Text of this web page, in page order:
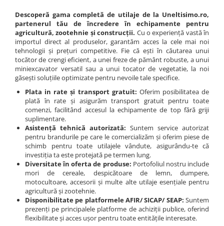
Balotiere
Despicatoare cu motor termic
Despicatoare electrice
Despicatoare hidraulice
Despicatoare priza tractor PTO
Fierastraie circulare lemne
Infoliatoare
Linii taiere si despicare
Masini de maturat
Mori de cereale
Polizoare de cioturi pomi
Tocatoare electrice
Tocatoare hidraulice
Tocatoare pe benzina
Descoperă gama completă de utilaje de la Uneltisimo.ro,
partenerul tău de încredere în echipamente pentru
agricultură, zootehnie și construcții. Cu o experiență vastă în
importul direct al produselor, garantăm acces la cele mai noi
tehnologii și prețuri competitive. Fie că ești în căutarea unui
tocător de crengi eficient, a unei freze de pământ robuste, a unui
miniexcavator versatil sau a unui tocator de vegetatie, la noi
găsești soluțiile optimizate pentru nevoile tale specifice.
Plata in rate și transport gratuit: Oferim posibilitatea de
plată în rate și asigurăm transport gratuit pentru toate
comenzi, facilitând accesul la echipamente de top fără griji
suplimentare.
Asistență tehnică autorizată: Suntem service autorizat
pentru brandurile pe care le comercializăm și oferim piese de
schimb pentru toate utilajele vândute, asigurându-te că
investiția ta este protejată pe termen lung.
Diversitate în oferta de produse: Portofoliul nostru include
mori de cereale, despicătoare de lemn, dumpere,
motocultoare, accesorii și multe alte utilaje esențiale pentru
agricultură și zootehnie.
Disponibilitate pe platformele AFIR/ SICAP/ SEAP: Suntem
prezenți pe principalele platforme de achiziții publice, oferind
flexibilitate și acces ușor pentru toate entitățile interesate.